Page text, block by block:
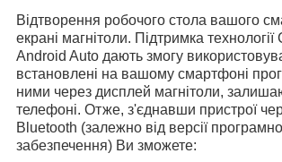
Відтворення робочого стола вашого
екрані магнітоли. Підтримка технології
Android Auto дають змогу
встановлені на вашому смартфоні
ними через дисплей магнітоли,
телефоні. Отже, з'єднавши пристрої
Bluetooth (залежно від версії
забезпечення) Ви зможете: